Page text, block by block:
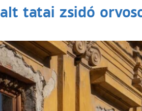
tatai zsidó